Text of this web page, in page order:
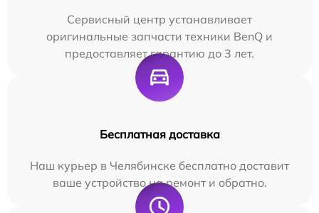
Сервисный центр устанавливает
оригинальные запчасти техники BenQ и
предоставляет гарантию до 3 лет.
Бесплатная доставка
Наш курьер в Челябинске бесплатно доставит
ваше устройство на ремонт и обратно.